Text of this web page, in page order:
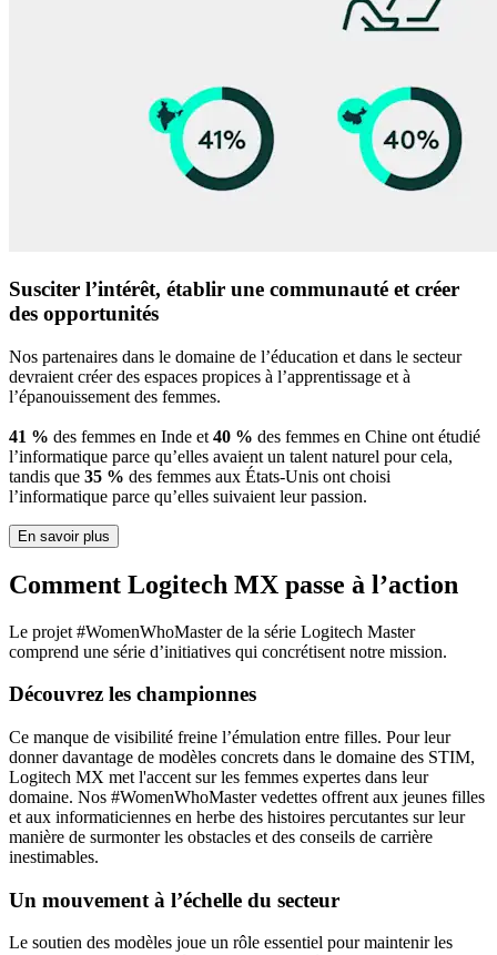
Susciter l’intérêt, établir une communauté et créer
des opportunités
Nos partenaires dans le domaine de l’éducation et dans le secteur
devraient créer des espaces propices à l’apprentissage et à
l’épanouissement des femmes.
41 % des femmes en Inde et 40 % des femmes en Chine ont étudié
l’informatique parce qu’elles avaient un talent naturel pour cela,
tandis que 35 % des femmes aux États-Unis ont choisi
l’informatique parce qu’elles suivaient leur passion.
En savoir plus
Comment Logitech MX passe à l’action
Le projet #WomenWhoMaster de la série Logitech Master
comprend une série d’initiatives qui concrétisent notre mission.
Découvrez les championnes
Ce manque de visibilité freine l’émulation entre filles. Pour leur
donner davantage de modèles concrets dans le domaine des STIM,
Logitech MX met l'accent sur les femmes expertes dans leur
domaine. Nos #WomenWhoMaster vedettes offrent aux jeunes filles
et aux informaticiennes en herbe des histoires percutantes sur leur
manière de surmonter les obstacles et des conseils de carrière
inestimables.
Un mouvement à l’échelle du secteur
Le soutien des modèles joue un rôle essentiel pour maintenir les